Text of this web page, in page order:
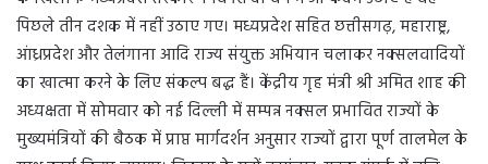
पिछले तीन दशक में नहीं उठाए गए। मध्यप्रदेश सहित छत्तीसगढ़, महाराष्ट्र,
आंध्रप्रदेश और तेलंगाना आदि राज्य संयुक्त अभियान चलाकर नक्सलवादियों
का खात्मा करने के लिए संकल्प बद्ध हैं। केंद्रीय गृह मंत्री श्री अमित शाह की
अध्यक्षता में सोमवार को नई दिल्ली में सम्पन्न नक्सल प्रभावित राज्यों के
मुख्यमंत्रियों की बैठक में प्राप्त मार्गदर्शन अनुसार राज्यों द्वारा पूर्ण तालमेल के